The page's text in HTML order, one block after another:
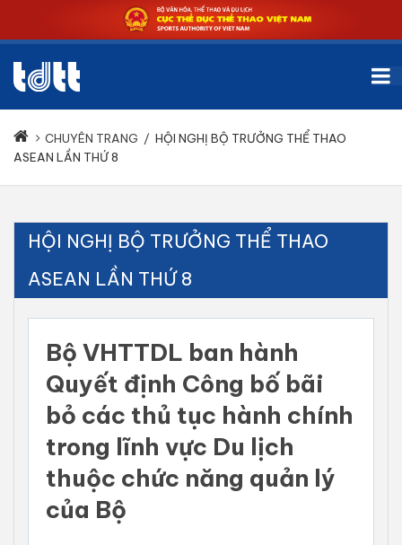
CHUYÊN TRANG / HỘI NGHỊ BỘ TRƯỞNG THỂ THAO
ASEAN LẦN THỨ 8
HỘI NGHỊ BỘ TRƯỞNG THỂ THAO
ASEAN LẦN THỨ 8
Bộ VHTTDL ban hành
Quyết định Công bố bãi
bỏ các thủ tục hành chính
trong lĩnh vực Du lịch
thuộc chức năng quản lý
của Bộ